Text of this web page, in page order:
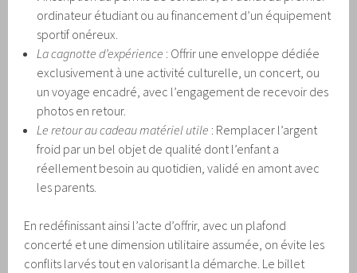
ordinateur étudiant ou au financement d’un équipement
sportif onéreux.
La cagnotte d’expérience : Offrir une enveloppe dédiée
exclusivement à une activité culturelle, un concert, ou
un voyage encadré, avec l’engagement de recevoir des
photos en retour.
Le retour au cadeau matériel utile : Remplacer l’argent
froid par un bel objet de qualité dont l’enfant a
réellement besoin au quotidien, validé en amont avec
les parents.
En redéfinissant ainsi l’acte d’offrir, avec un plafond
concerté et une dimension utilitaire assumée, on évite les
conflits larvés tout en valorisant la démarche. Le billet